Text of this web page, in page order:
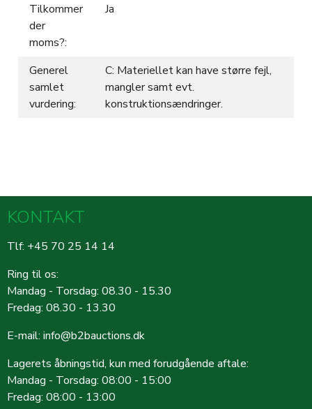
Tilkommer
der
moms?:
Ja
Generel
samlet
vurdering:
C: Materiellet kan have større fejl,
mangler samt evt.
konstruktionsændringer.
KONTAKT
Tlf: +45 70 25 14 14
Ring til os:
Mandag - Torsdag: 08.30 - 15.30
Fredag: 08.30 - 13.30
E-mail: info@b2bauctions.dk
Lagerets åbningstid, kun med forudgående aftale:
Mandag - Torsdag: 08:00 - 15:00
Fredag: 08:00 - 13:00